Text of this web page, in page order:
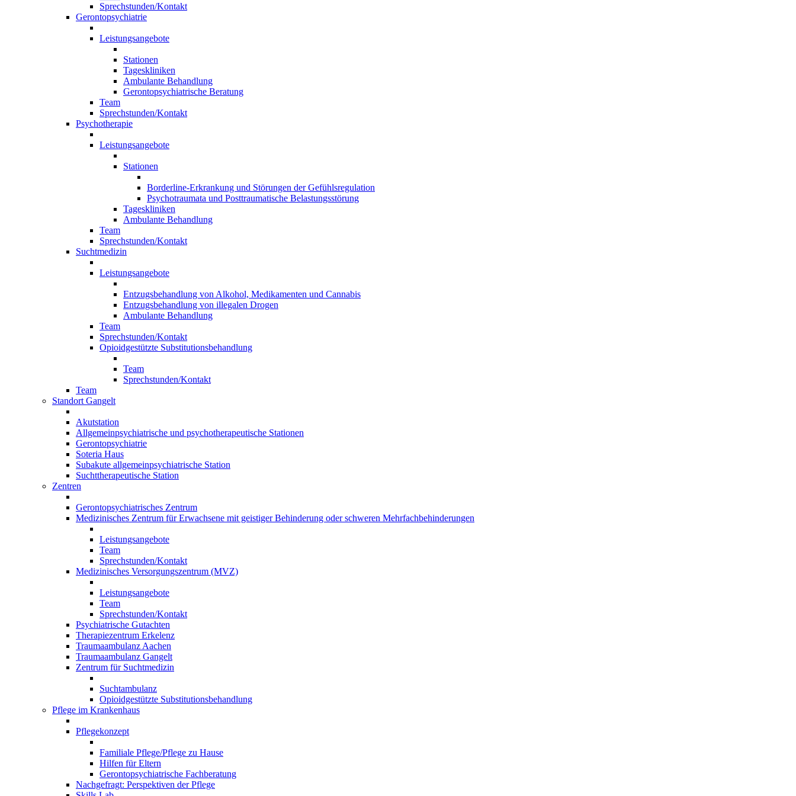
Sprechstunden/Kontakt
Gerontopsychiatrie
Leistungsangebote
Stationen
Tageskliniken
Ambulante Behandlung
Gerontopsychiatrische Beratung
Team
Sprechstunden/Kontakt
Psychotherapie
Leistungsangebote
Stationen
Borderline-Erkrankung und Störungen der Gefühlsregulation
Psychotraumata und Posttraumatische Belastungsstörung
Tageskliniken
Ambulante Behandlung
Team
Sprechstunden/Kontakt
Suchtmedizin
Leistungsangebote
Entzugsbehandlung von Alkohol, Medikamenten und Cannabis
Entzugsbehandlung von illegalen Drogen
Ambulante Behandlung
Team
Sprechstunden/Kontakt
Opioidgestützte Substitutionsbehandlung
Team
Sprechstunden/Kontakt
Team
Standort Gangelt
Akutstation
Allgemeinpsychiatrische und psychotherapeutische Stationen
Gerontopsychiatrie
Soteria Haus
Subakute allgemeinpsychiatrische Station
Suchttherapeutische Station
Zentren
Gerontopsychiatrisches Zentrum
Medizinisches Zentrum für Erwachsene mit geistiger Behinderung oder schweren Mehrfachbehinderungen
Leistungsangebote
Team
Sprechstunden/Kontakt
Medizinisches Versorgungszentrum (MVZ)
Leistungsangebote
Team
Sprechstunden/Kontakt
Psychiatrische Gutachten
Therapiezentrum Erkelenz
Traumaambulanz Aachen
Traumaambulanz Gangelt
Zentrum für Suchtmedizin
Suchtambulanz
Opioidgestützte Substitutionsbehandlung
Pflege im Krankenhaus
Pflegekonzept
Familiale Pflege/Pflege zu Hause
Hilfen für Eltern
Gerontopsychiatrische Fachberatung
Nachgefragt: Perspektiven der Pflege